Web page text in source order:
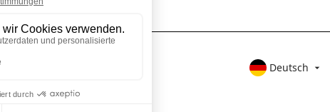
Deutsch 